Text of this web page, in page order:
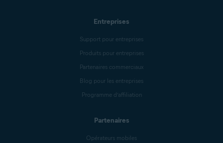
Entreprises
Support pour entreprises
Produits pour entreprises
Partenaires commerciaux
Blog pour les entreprises
Programme d’affiliation
Partenaires
Opérateurs mobiles